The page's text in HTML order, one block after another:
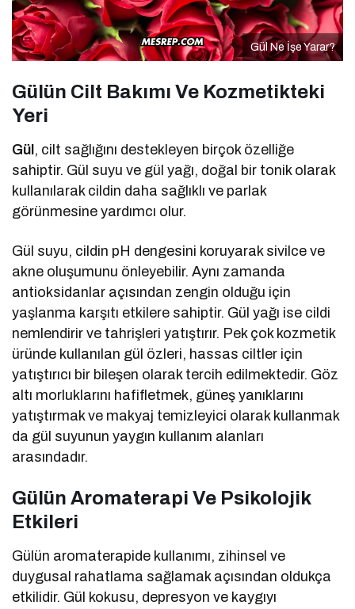
Gül Ne İşe Yarar?
Gülün Cilt Bakımı Ve Kozmetikteki
Yeri
Gül , cilt sağlığını destekleyen birçok özelliğe
sahiptir. Gül suyu ve gül yağı, doğal bir tonik olarak
kullanılarak cildin daha sağlıklı ve parlak
görünmesine yardımcı olur.
Gül suyu, cildin pH dengesini koruyarak sivilce ve
akne oluşumunu önleyebilir. Aynı zamanda
antioksidanlar açısından zengin olduğu için
yaşlanma karşıtı etkilere sahiptir. Gül yağı ise cildi
nemlendirir ve tahrişleri yatıştırır. Pek çok kozmetik
üründe kullanılan gül özleri, hassas ciltler için
yatıştırıcı bir bileşen olarak tercih edilmektedir. Göz
altı morluklarını hafifletmek, güneş yanıklarını
yatıştırmak ve makyaj temizleyici olarak kullanmak
da gül suyunun yaygın kullanım alanları
arasındadır.
Gülün Aromaterapi Ve Psikolojik
Etkileri
Gülün aromaterapide kullanımı, zihinsel ve
duygusal rahatlama sağlamak açısından oldukça
etkilidir. Gül kokusu, depresyon ve kaygıyı